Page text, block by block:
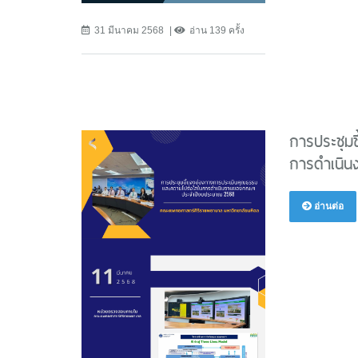
31 มีนาคม 2568 อ่าน 139 ครั้ง
การประชุ
การดำเนิ
อ่านต่อ